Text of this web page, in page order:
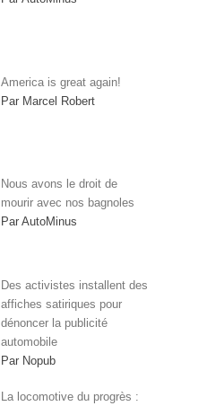
America is great again!
Par Marcel Robert
Nous avons le droit de
mourir avec nos bagnoles
Par AutoMinus
Des activistes installent des
affiches satiriques pour
dénoncer la publicité
automobile
Par Nopub
La locomotive du progrès :